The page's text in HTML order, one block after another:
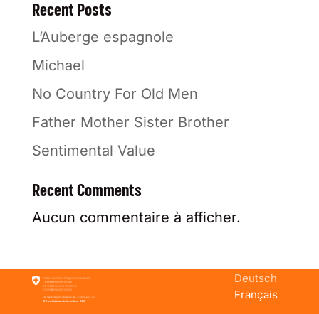
Recent Posts
L’Auberge espagnole
Michael
No Country For Old Men
Father Mother Sister Brother
Sentimental Value
Recent Comments
Aucun commentaire à afficher.
Deutsch
Français